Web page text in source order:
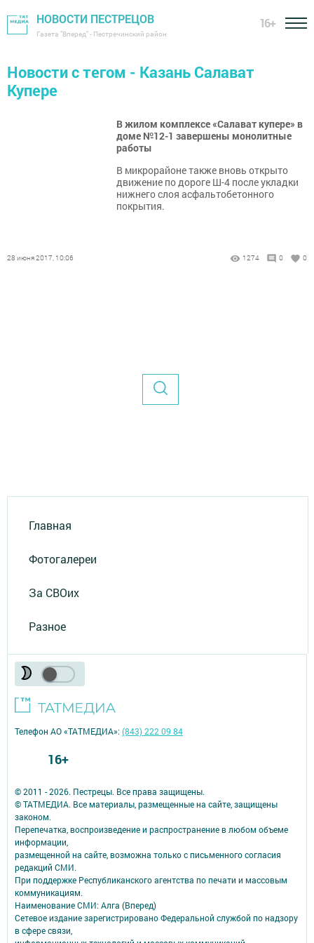
НОВОСТИ ПЕСТРЕЦОВ
Газета "Вперед" - Пестречинский район
16+
Новости с тегом - Казань Салават
Купере
В жилом комплексе «Салават купере» в
доме №12-1 завершены монолитные
работы
В микрорайоне также вновь открыто
движение по дороге Ш-4 после укладки
нижнего слоя асфальтобетонного
покрытия.
28 июня 2017, 10:06 1274 0 0
Главная
Фотогалереи
За СВОих
Разное
© 2011 - 2026. Пестрецы. Все права защищены.
© ТАТМЕДИА. Все материалы, размещенные на сайте, защищены
законом.
Перепечатка, воспроизведение и распространение в любом объеме
информации,
размещенной на сайте, возможна только с письменного согласия
редакций СМИ.
При поддержке Республиканского агентства по печати и массовым
коммуникациям.
Наименование СМИ: Алга (Вперед)
Сетевое издание зарегистрировано Федеральной службой по надзору
в сфере связи,
Телефон АО «ТАТМЕДИА»:(843) 222 09 84
16+